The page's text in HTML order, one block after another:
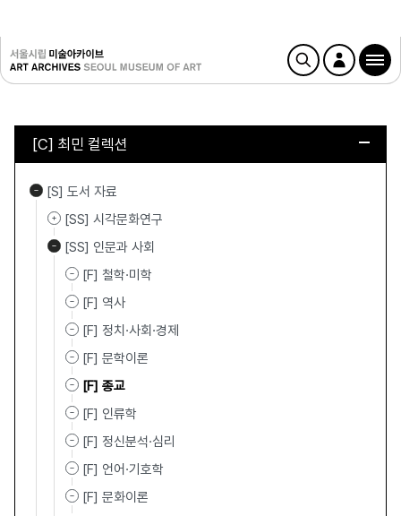
[C] 최민 컬렉션
[S] 도서 자료
[SS] 시각문화연구
[SS] 인문과 사회
[F] 철학·미학
[F] 역사
[F] 정치·사회·경제
[F] 문학이론
[F] 종교
[F] 인류학
[F] 정신분석·심리
[F] 언어·기호학
[F] 문화이론